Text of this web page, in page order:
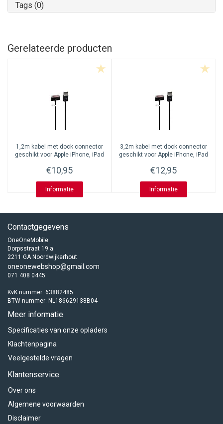
Tags (0)
Gerelateerde producten
1,2m kabel met dock connector
geschikt voor Apple iPhone, iPad
€10,95
Informatie
3,2m kabel met dock connector
geschikt voor Apple iPhone, iPad
€12,95
Informatie
Contactgegevens
OneOneMobile
Dorpsstraat 19 a
2211 GA Noordwijkerhout
oneonewebshop@gmail.com
071 408 0445
KvK nummer: 63882485
BTW nummer: NL186629138B04
Meer informatie
Specificaties van onze opladers
Klachtenpagina
Veelgestelde vragen
Klantenservice
Over ons
Algemene voorwaarden
Disclaimer